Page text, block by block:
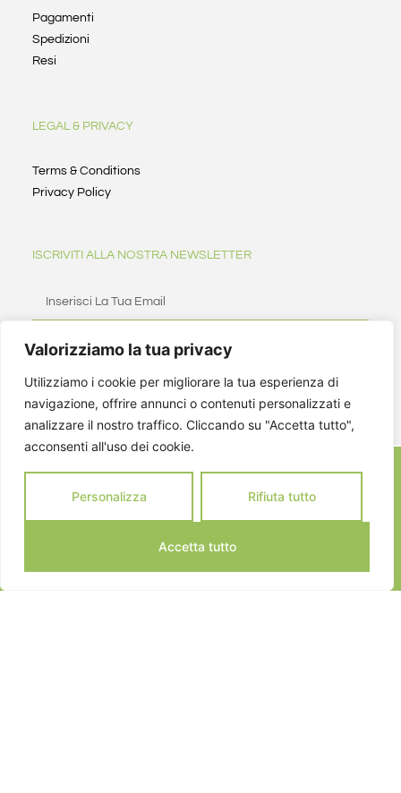
Valorizziamo la tua privacy
Utilizziamo i cookie per migliorare la tua esperienza di
navigazione, offrire annunci o contenuti personalizzati e
analizzare il nostro traffico. Cliccando su "Accetta tutto",
acconsenti all'uso dei cookie.
Personalizza Rifiuta tutto
Accetta tutto
Pagamenti
Spedizioni
Resi
LEGAL & PRIVACY
Terms & Conditions
Privacy Policy
ISCRIVITI ALLA NOSTRA NEWSLETTER